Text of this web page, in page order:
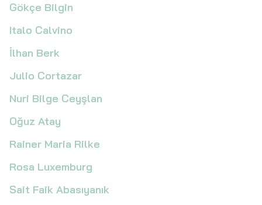
Gökçe Bilgin
Italo Calvino
İlhan Berk
Julio Cortazar
Nuri Bilge Ceyşlan
Oğuz Atay
Rainer Maria Rilke
Rosa Luxemburg
Sait Faik Abasıyanık